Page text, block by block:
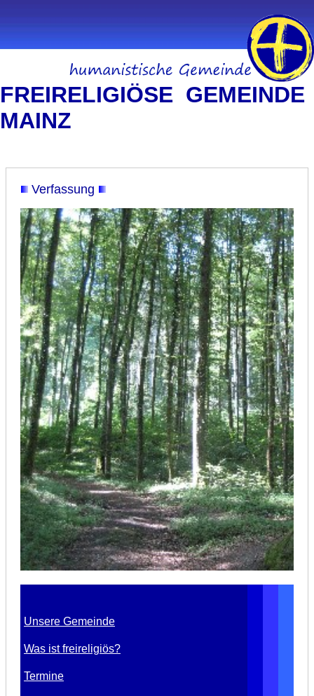
FREIRELIGIÖSE GEMEINDE
MAINZ
Verfassung
Unsere Gemeinde
Was ist freireligiös?
Termine